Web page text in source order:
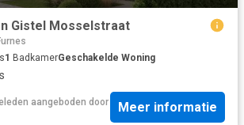
Gistel Mosselstraat
1 BadkamerGeschakelde Woning
aangeboden door
Meer informatie